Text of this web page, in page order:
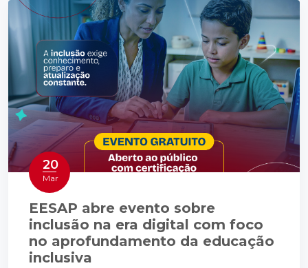
20
Mar
EESAP abre evento sobre
inclusão na era digital com foco
no aprofundamento da educação
inclusiva